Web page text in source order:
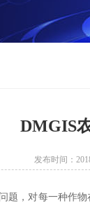
DMGIS
发布时间：
题，对每一种作